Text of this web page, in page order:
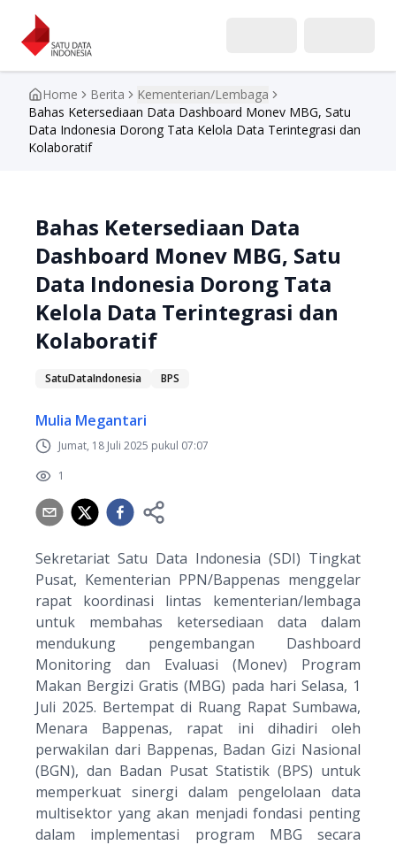
Home Berita Kementerian/Lembaga
Toggle menu
Bahas Ketersediaan Data Dashboard Monev MBG, Satu
Data Indonesia Dorong Tata Kelola Data Terintegrasi dan
Kolaboratif
Bahas Ketersediaan Data
Dashboard Monev MBG, Satu
Data Indonesia Dorong Tata
Kelola Data Terintegrasi dan
Kolaboratif
SatuDataIndonesia BPS
Mulia Megantari
Jumat, 18 Juli 2025 pukul 07:07
1
Sekretariat Satu Data Indonesia (SDI) Tingkat
Pusat, Kementerian PPN/Bappenas menggelar
rapat koordinasi lintas kementerian/lembaga
untuk membahas ketersediaan data dalam
mendukung pengembangan Dashboard
Monitoring dan Evaluasi (Monev) Program
Makan Bergizi Gratis (MBG) pada hari Selasa, 1
Juli 2025. Bertempat di Ruang Rapat Sumbawa,
Menara Bappenas, rapat ini dihadiri oleh
perwakilan dari Bappenas, Badan Gizi Nasional
(BGN), dan Badan Pusat Statistik (BPS) untuk
memperkuat sinergi dalam pengelolaan data
multisektor yang akan menjadi fondasi penting
dalam implementasi program MBG secara